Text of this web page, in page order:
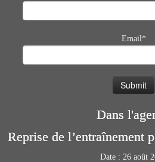
Email*
Dans
Reprise de l’entraînement
Date : 26 août